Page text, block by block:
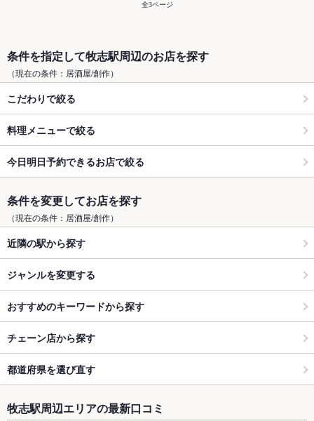
全3ページ
条件を指定して牧志駅周辺のお店を探す
（現在の条件：居酒屋/創作）
こだわりで絞る
料理メニューで絞る
今日明日予約できるお店で絞る
条件を変更してお店を探す
（現在の条件：居酒屋/創作）
近隣の駅から探す
ジャンルを変更する
おすすめのキーワードから探す
チェーン店から探す
都道府県を選び直す
牧志駅周辺エリアの最新口コミ